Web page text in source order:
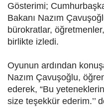
Gösterimi;
Bakanı Nazım
bürokratlar,
birlikte izledi.
Oyunun ardından
Nazım Çavuşoğlu,
ederek, “Bu
size teşekkür ederim.’’